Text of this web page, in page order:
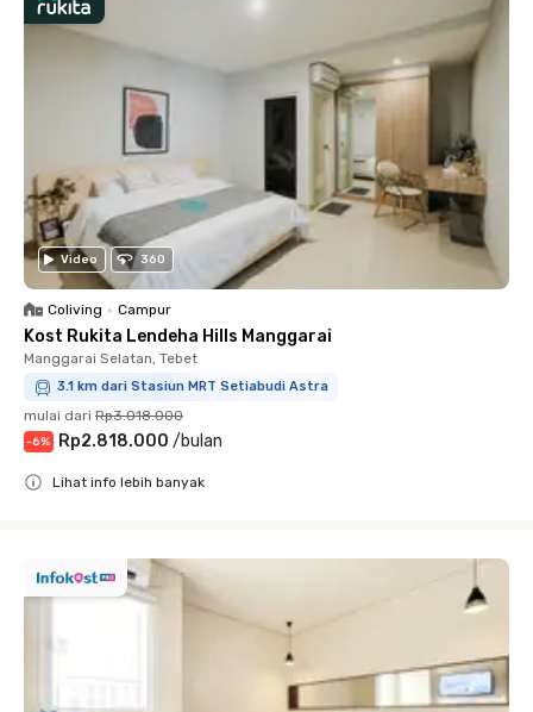
Video 360
Coliving • Campur
Kost Rukita Lendeha Hills Manggarai
Manggarai Selatan, Tebet
3.1 km dari Stasiun MRT Setiabudi Astra
mulai dari Rp3.018.000
-6% Rp2.818.000 /bulan
Lihat info lebih banyak